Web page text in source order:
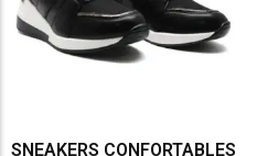
SNEAKERS CONFORTABLES